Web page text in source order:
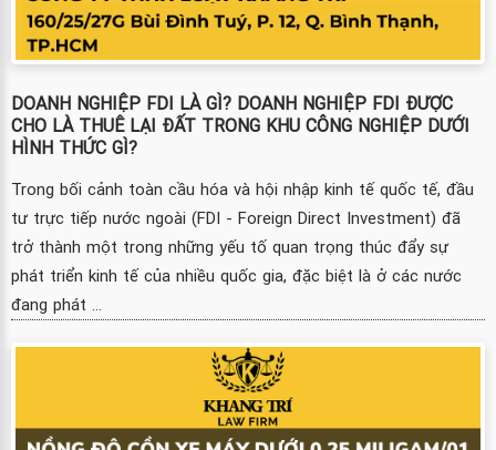
DOANH NGHIỆP FDI LÀ GÌ? DOANH NGHIỆP FDI ĐƯỢC
CHO LÀ THUÊ LẠI ĐẤT TRONG KHU CÔNG NGHIỆP DƯỚI
HÌNH THỨC GÌ?
Trong bối cảnh toàn cầu hóa và hội nhập kinh tế quốc tế, đầu
tư trực tiếp nước ngoài (FDI - Foreign Direct Investment) đã
trở thành một trong những yếu tố quan trọng thúc đẩy sự
phát triển kinh tế của nhiều quốc gia, đặc biệt là ở các nước
đang phát ...